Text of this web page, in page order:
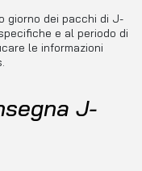
giorno dei pacchi di J-
e al periodo di
le informazioni
J-